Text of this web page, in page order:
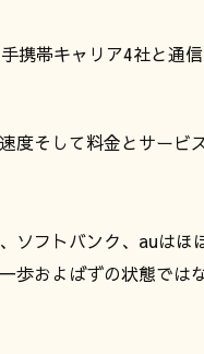
携帯キャリア4社と通
度そして料金とサービ
ソフトバンク、auはほ
歩およばずの状態では